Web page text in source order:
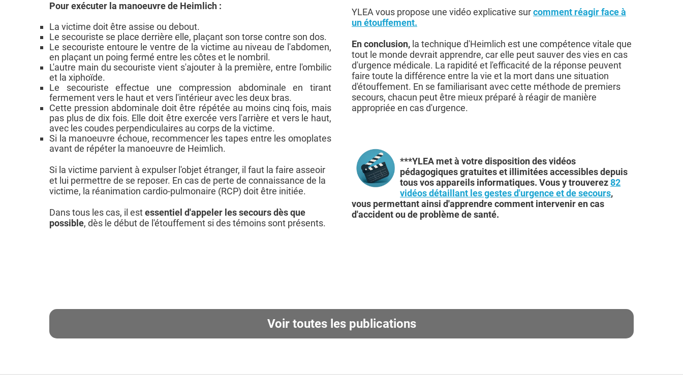
Pour exécuter la manoeuvre de Heimlich :
La victime doit être assise ou debout.
Le secouriste se place derrière elle, plaçant son torse contre son dos.
Le secouriste entoure le ventre de la victime au niveau de l'abdomen,
en plaçant un poing fermé entre les côtes et le nombril.
L'autre main du secouriste vient s'ajouter à la première, entre l'ombilic
et la xiphoïde.
Le secouriste effectue une compression abdominale en tirant
fermement vers le haut et vers l'intérieur avec les deux bras.
Cette pression abdominale doit être répétée au moins cinq fois, mais
pas plus de dix fois. Elle doit être exercée vers l'arrière et vers le haut,
avec les coudes perpendiculaires au corps de la victime.
Si la manoeuvre échoue, recommencer les tapes entre les omoplates
avant de répéter la manoeuvre de Heimlich.
Si la victime parvient à expulser l'objet étranger, il faut la faire asseoir
et lui permettre de se reposer. En cas de perte de connaissance de la
victime, la réanimation cardio-pulmonaire (RCP) doit être initiée.
Dans tous les cas, il estessentiel d'appeler les secours dès que
possible, dès le début de l'étouffement si des témoins sont présents.
YLEA vous propose une vidéo explicative surcomment réagir face à
un étouffement.
En conclusion, la technique d'Heimlich est une compétence vitale que
tout le monde devrait apprendre, car elle peut sauver des vies en cas
d'urgence médicale. La rapidité et l'efficacité de la réponse peuvent
faire toute la différence entre la vie et la mort dans une situation
d'étouffement. En se familiarisant avec cette méthode de premiers
secours, chacun peut être mieux préparé à réagir de manière
appropriée en cas d'urgence.
***YLEA met à votre disposition des vidéos
pédagogiques gratuites et illimitées accessibles depuis
tous vos appareils informatiques. Vous y trouverez82
vidéos détaillant les gestes d'urgence et de secours,
vous permettant ainsi d'apprendre comment intervenir en cas
d'accident ou de problème de santé.
Voir toutes les publications